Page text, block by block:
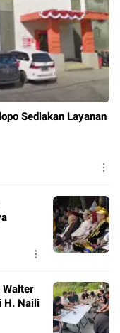
Sediakan Layanan
H. Naili